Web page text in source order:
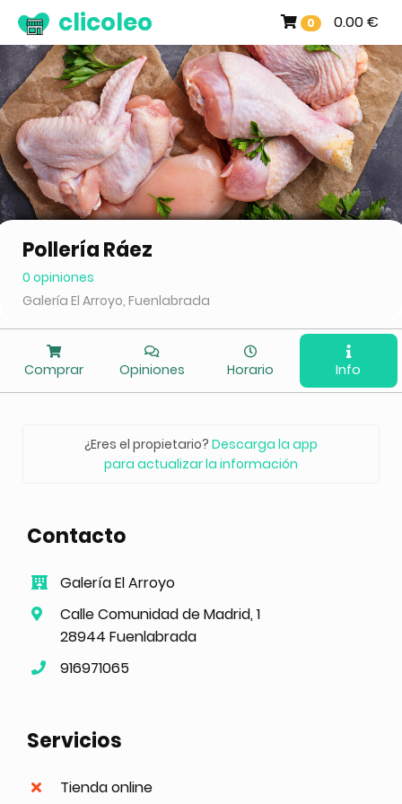
0 0.00 €
clicoleo
Pollería Ráez
0 opiniones
Galería El Arroyo, Fuenlabrada
Comprar Opiniones Horario Info
¿Eres el propietario? Descarga la app
para actualizar la información
Contacto
Galería El Arroyo
Calle Comunidad de Madrid, 1
28944 Fuenlabrada
916971065
Servicios
Tienda online